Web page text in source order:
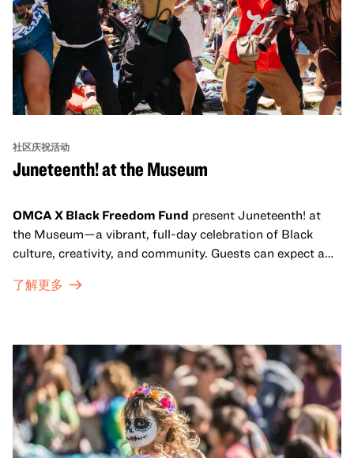
社区庆祝活动
Juneteenth! at the Museum
OMCA X Black Freedom Fund present Juneteenth! at
the Museum—a vibrant, full-day celebration of Black
culture, creativity, and community. Guests can expect a
sets from boundary-pushing artists, delicious offerings
move, make, and connect in celebration of Black culture.
了解更多